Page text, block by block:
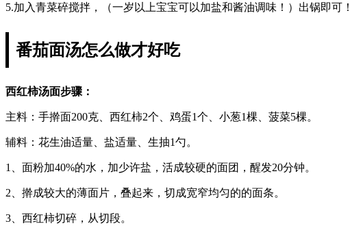
5.加入青菜碎搅拌，（一岁以上宝宝可以加盐和酱油调味！）出锅即可！
番茄面汤怎么做才好吃
西红柿汤面步骤：
主料：手擀面200克、西红柿2个、鸡蛋1个、小葱1棵、菠菜5棵。
辅料：花生油适量、盐适量、生抽1勺。
1、面粉加40%的水，加少许盐，活成较硬的面团，醒发20分钟。
2、擀成较大的薄面片，叠起来，切成宽窄均匀的的面条。
3、西红柿切碎，从切段。